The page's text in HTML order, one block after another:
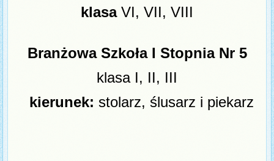
klasaVI, VII, VIII
Branżowa Szkoła I Stopnia Nr 5
klasa I, II, III
kierunek: stolarz, ślusarz i piekarz